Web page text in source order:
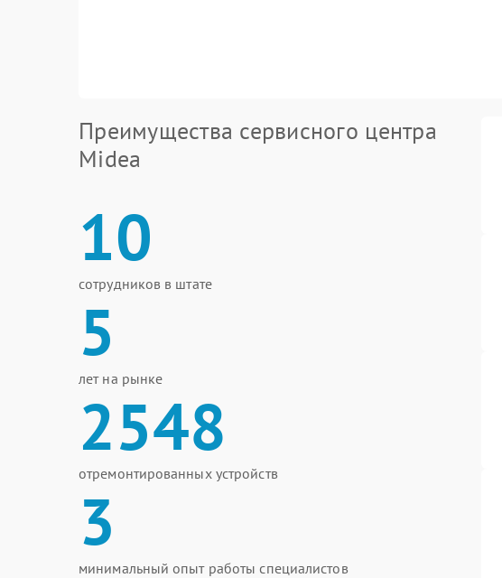
Преимущества сервисного центра
Midea
10
сотрудников в штате
5
лет на рынке
2548
отремонтированных устройств
3
минимальный опыт работы специалистов